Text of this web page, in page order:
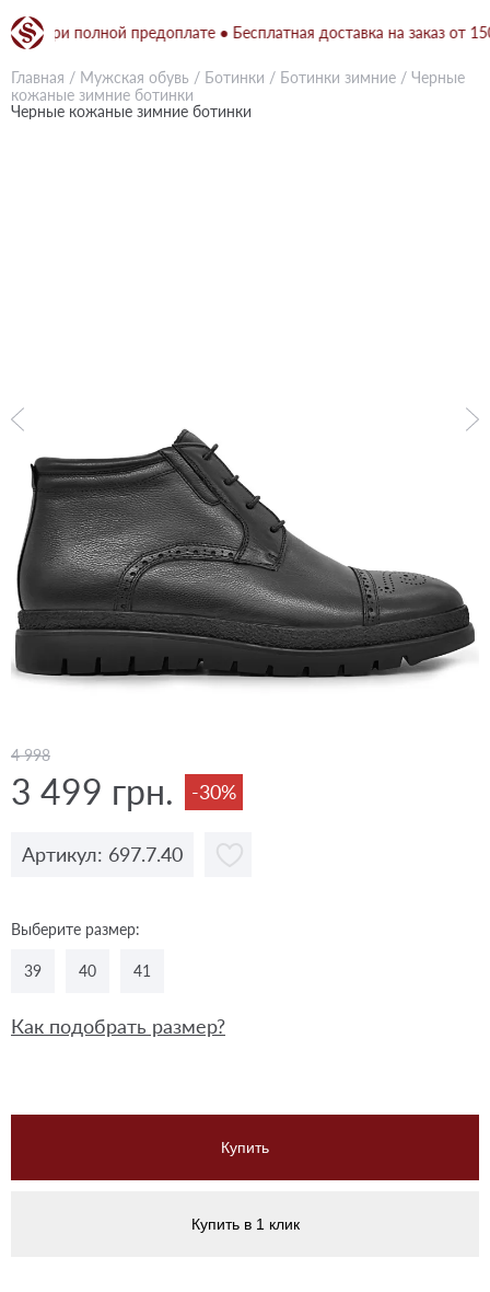
при полной предоплате ● Бесплатная доставка на заказ от
Главная / Мужская обувь / Ботинки / Ботинки зимние / Черные
кожаные зимние ботинки
Черные кожаные зимние ботинки
4 998
3 499 грн. -30%
Артикул: 697.7.40
Выберите размер:
39 40 41
Как подобрать размер?
Купить
Купить в 1 клик